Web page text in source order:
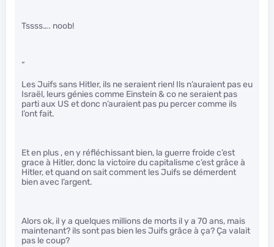
Tssss…. noob!
“
Les Juifs sans Hitler, ils ne seraient rien! Ils n’auraient pas eu
Israël, leurs génies comme Einstein & co ne seraient pas
parti aux US et donc n’auraient pas pu percer comme ils
l’ont fait.
Et en plus , en y réfléchissant bien, la guerre froide c’est
grace à Hitler, donc la victoire du capitalisme c’est grâce à
Hitler, et quand on sait comment les Juifs se démerdent
bien avec l’argent.
Alors ok, il y a quelques millions de morts il y a 70 ans, mais
maintenant? ils sont pas bien les Juifs grâce à ça? Ça valait
pas le coup?